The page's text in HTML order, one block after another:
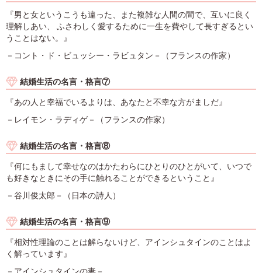
『男と女というこうも違った、また複雑な人間の間で、互いに良く
理解しあい、 ふさわしく愛するために一生を費やして長すぎるとい
うことはない。』
－コント・ド・ビュッシー・ラビュタン－（フランスの作家）
結婚生活の名言・格言⑦
『あの人と幸福でいるよりは、あなたと不幸な方がましだ』
－レイモン・ラディゲ－（フランスの作家）
結婚生活の名言・格言⑧
『何にもまして幸せなのはかたわらにひとりのひとがいて、いつで
も好きなときにその手に触れることができるということ』
－谷川俊太郎－（日本の詩人）
結婚生活の名言・格言⑨
『相対性理論のことは解らないけど、アインシュタインのことはよ
く解っています』